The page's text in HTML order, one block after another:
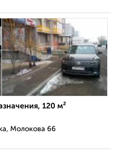
120 м²
Молокова 66